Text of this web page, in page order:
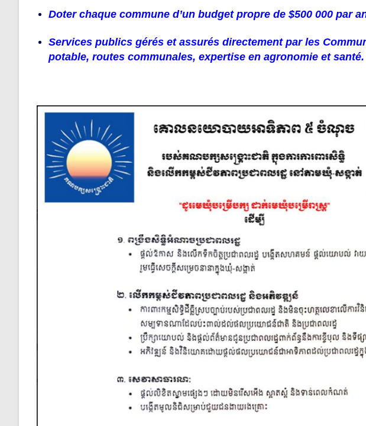
Doter chaque commune d’un budget propre de $500 000 par
Services publics gérés et assurés directement par les
potable, routes communales, expertise en agronomie et santé.